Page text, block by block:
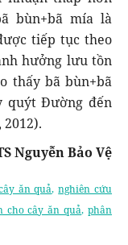
bùn+bã mía là
tiếp tục theo
hưởng lưu tồn
thấy bã bùn+bã
quýt Đường đến
Nguyễn Bảo Vệ
ăn quả,nghiên cứu
cho cây ăn quả,phân